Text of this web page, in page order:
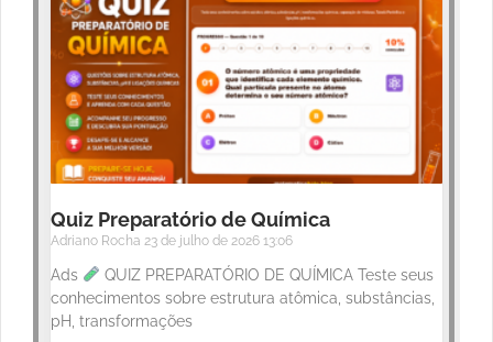
Quiz Preparatório de Química
Adriano Rocha 23 de julho de 2026 13:06
Ads
QUIZ PREPARATÓRIO DE QUÍMICA Teste seus
conhecimentos sobre estrutura atômica, substâncias,
pH, transformações